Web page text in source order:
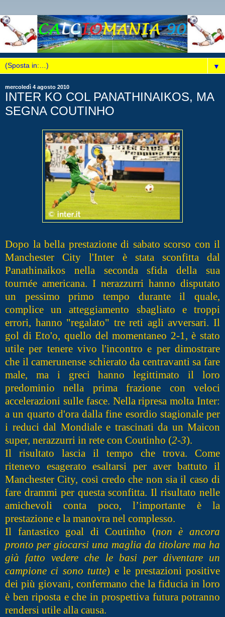
▼
mercoledì 4 agosto 2010
INTER KO COL PANATHINAIKOS, MA
SEGNA COUTINHO
Dopo la bella prestazione di sabato scorso con il
Manchester City l'Inter è stata sconfitta dal
Panathinaikos nella seconda sfida della sua
tournée americana. I nerazzurri hanno disputato
un pessimo primo tempo durante il quale,
complice un atteggiamento sbagliato e troppi
errori, hanno "regalato" tre reti agli avversari. Il
gol di Eto'o, quello del momentaneo 2-1, è stato
utile per tenere vivo l'incontro e per dimostrare
che il camerunense schierato da centravanti sa fare
male, ma i greci hanno legittimato il loro
predominio nella prima frazione con veloci
accelerazioni sulle fasce. Nella ripresa molta Inter:
a un quarto d'ora dalla fine esordio stagionale per
i reduci dal Mondiale e trascinati da un Maicon
super, nerazzurri in rete con Coutinho (2-3).
Il risultato lascia il tempo che trova. Come
ritenevo esagerato esaltarsi per aver battuto il
Manchester City, così credo che non sia il caso di
fare drammi per questa sconfitta. Il risultato nelle
amichevoli conta poco, l’importante è la
prestazione e la manovra nel complesso.
Il fantastico goal di Coutinho (non è ancora
pronto per giocarsi una maglia da titolare ma ha
già fatto vedere che le basi per diventare un
campione ci sono tutte) e le prestazioni positive
dei più giovani, confermano che la fiducia in loro
è ben riposta e che in prospettiva futura potranno
rendersi utile alla causa.